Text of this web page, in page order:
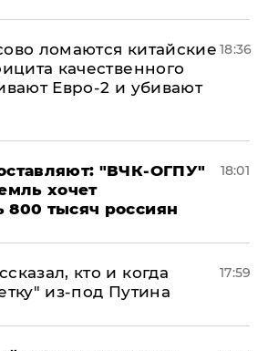
ломаются китайские
качественного
Евро-2 и убивают
18:36
"ВЧК-ОГПУ"
хочет
800 тысяч россиян
18:01
кто и когда
из-под Путина
17:59